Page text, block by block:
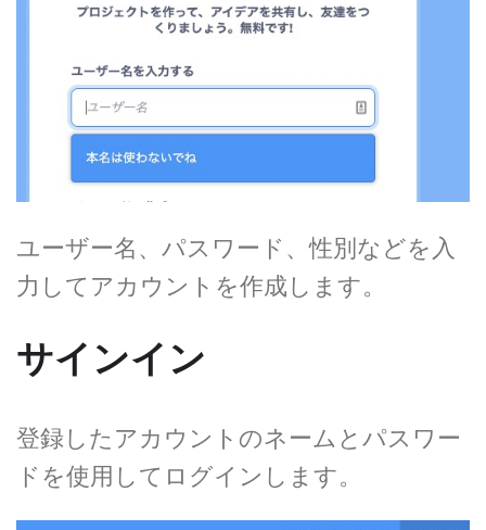
ユーザー名、パスワード、性別などを入
力してアカウントを作成します。
サインイン
登録したアカウントのネームとパスワー
ドを使用してログインします。